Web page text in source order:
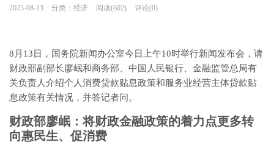
2025-08-13 分类：经济 阅读(602) 评论(0)
8月13日，国务院新闻办公室今日上午10时举行新闻发布会，请
财政部副部长廖岷和商务部、中国人民银行、金融监管总局有
关负责人介绍个人消费贷款贴息政策和服务业经营主体贷款贴
息政策有关情况，并答记者问。
财政部廖岷：将财政金融政策的着力点更多转
向惠民生、促消费